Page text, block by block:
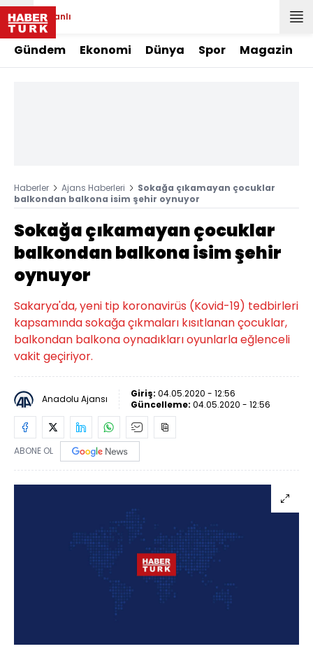
Canlı
Gündem Ekonomi Dünya Spor Magazin
Haberler Ajans Haberleri
Sokağa çıkamayan çocuklar
balkondan balkona isim şehir oynuyor
Sokağa çıkamayan çocuklar
balkondan balkona isim şehir
oynuyor
Sakarya'da, yeni tip koronavirüs (Kovid-19) tedbirleri
kapsamında sokağa çıkmaları kısıtlanan çocuklar,
balkondan balkona oynadıkları oyunlarla eğlenceli
vakit geçiriyor.
Anadolu Ajansı Giriş: 04.05.2020 - 12:56
Güncelleme: 04.05.2020 - 12:56
ABONE OL